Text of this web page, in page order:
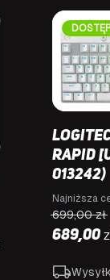
RAPID
013242)
Najniższa
699,00zł
689,00